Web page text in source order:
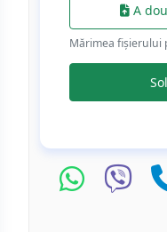
A
Mărimea fișierului